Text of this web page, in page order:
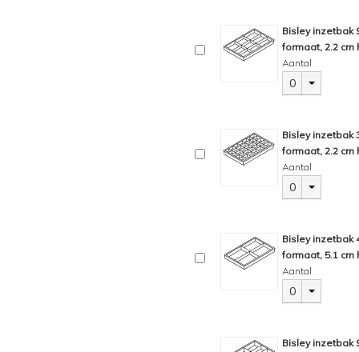
Bisley inzetbak
formaat, 2.2 cm
Aantal
0
Bisley inzetbak
formaat, 2.2 cm
Aantal
0
Bisley inzetbak
formaat, 5.1 cm
Aantal
0
Bisley inzetbak